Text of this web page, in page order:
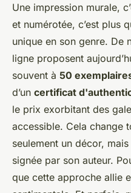
Une impression murale,
et numérotée, c’est plus
unique en son genre. De
ligne proposent
souvent à 50
d’un certificat
le prix exorbitant des
accessible. Cela change
seulement un décor,
signée par son auteur.
que cette approche allie